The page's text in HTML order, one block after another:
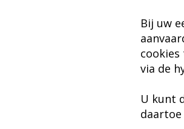
Bij uw
via de
U kunt
daartoe